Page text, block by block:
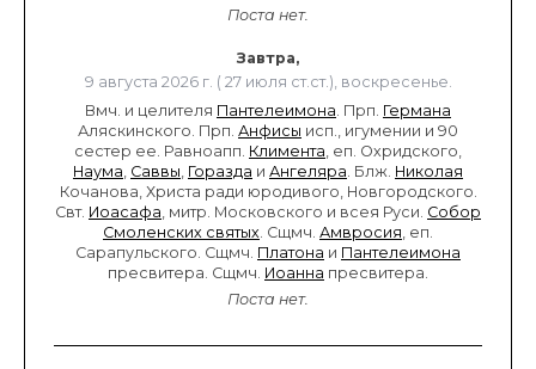
Поста нет.
Завтра,
9 августа 2026 г. ( 27 июля ст.ст.), воскресенье.
Вмч. и целителя Пантелеимона. Прп. Германа
Аляскинского. Прп. Анфисы исп., игумении и 90
сестер ее. Равноапп. Климента, еп. Охридского,
Наума, Саввы, Горазда и Ангеляра. Блж. Николая
Кочанова, Христа ради юродивого, Новгородского.
Свт. Иоасафа, митр. Московского и всея Руси. Собор
Смоленских святых. Сщмч. Амвросия, еп.
Сарапульского. Сщмч. Платона и Пантелеимона
пресвитера. Сщмч. Иоанна пресвитера.
Поста нет.